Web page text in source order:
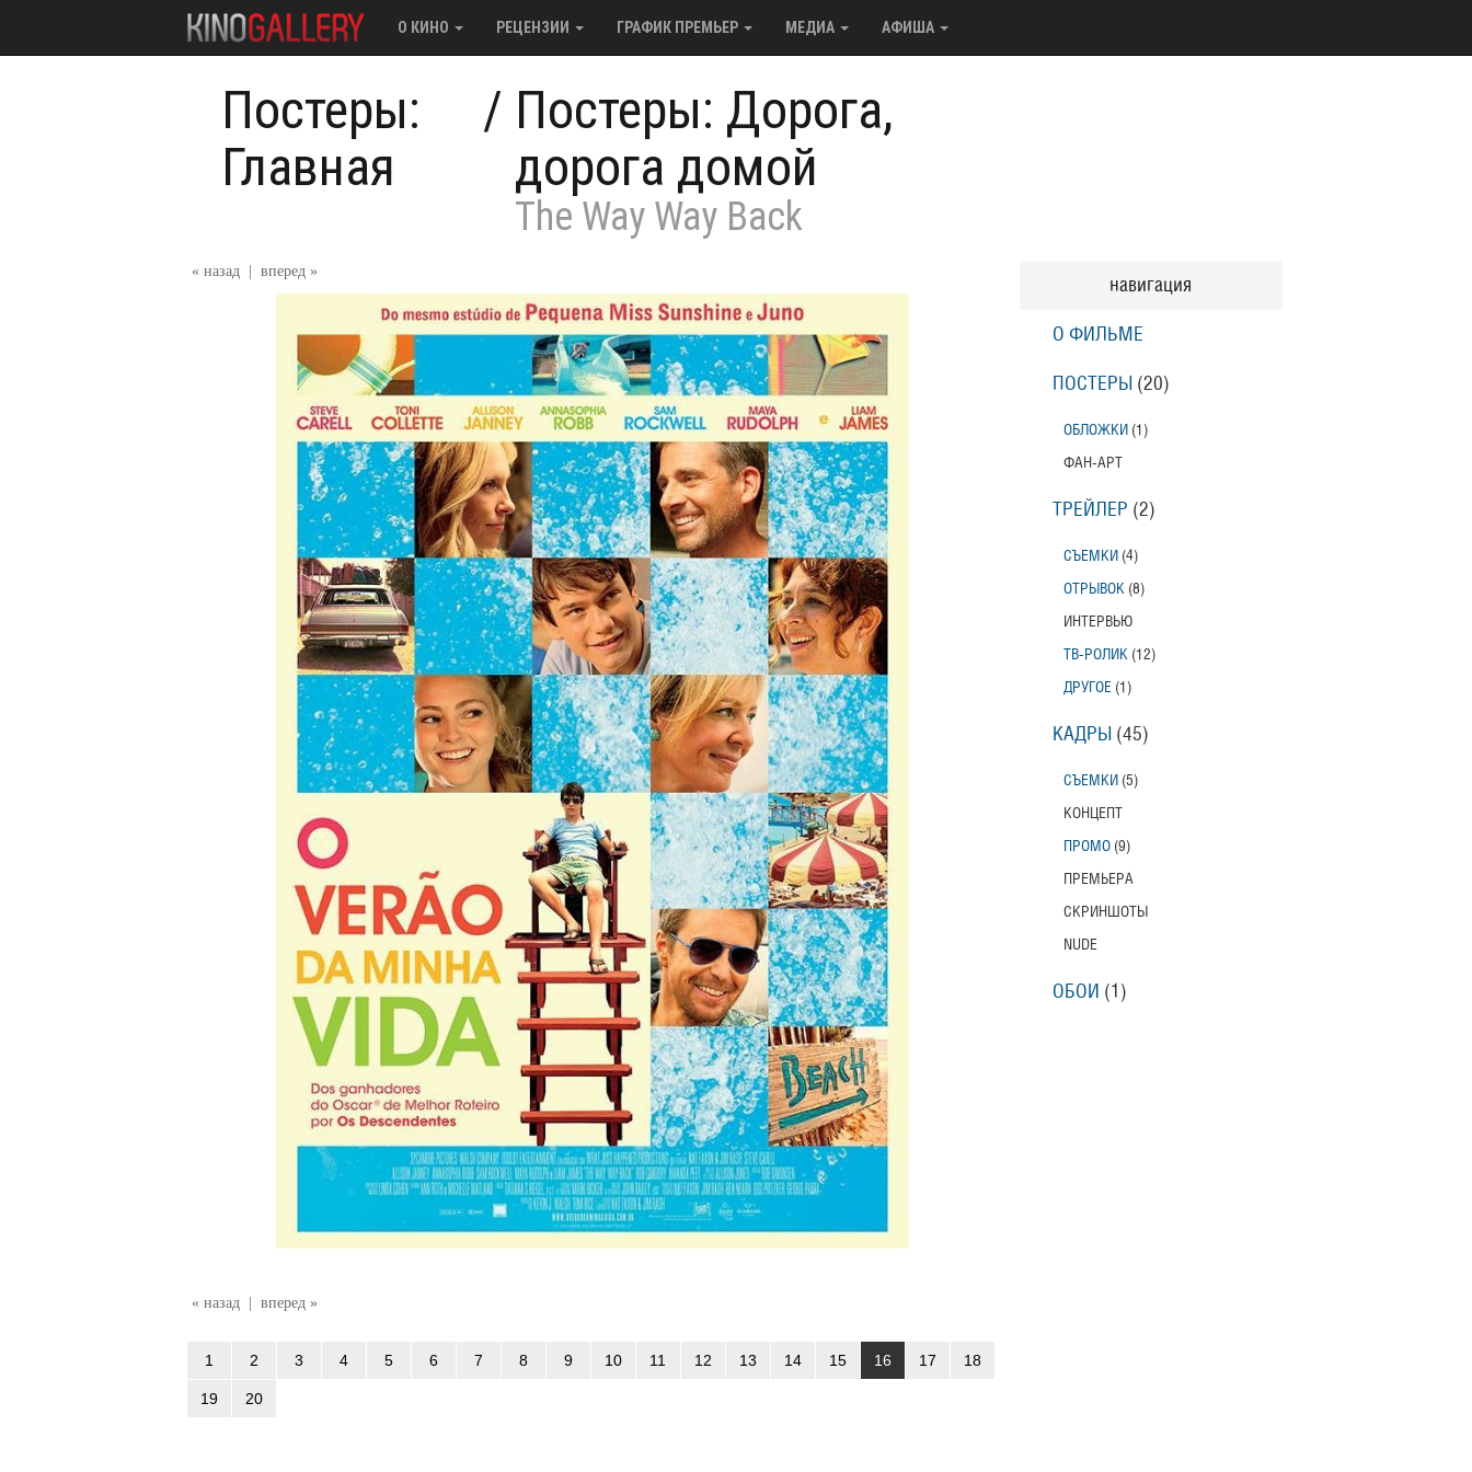
О КИНО РЕЦЕНЗИИ ГРАФИК ПРЕМЬЕР МЕДИА АФИША
Постеры:
Главная
/ Постеры: Дорога,
дорога домой
The Way Way Back
« назад вперед »
« назад вперед »
1 2 3 4 5 6 7 8 9 10 11 12 13 14 15 16 17 18
19 20
навигация
О ФИЛЬМЕ
ПОСТЕРЫ (20)
ОБЛОЖКИ (1)
ФАН-АРТ
ТРЕЙЛЕР (2)
СЪЕМКИ (4)
ОТРЫВОК (8)
ИНТЕРВЬЮ
ТВ-РОЛИК (12)
ДРУГОЕ (1)
КАДРЫ (45)
СЪЕМКИ (5)
КОНЦЕПТ
ПРОМО (9)
ПРЕМЬЕРА
СКРИНШОТЫ
NUDE
ОБОИ (1)